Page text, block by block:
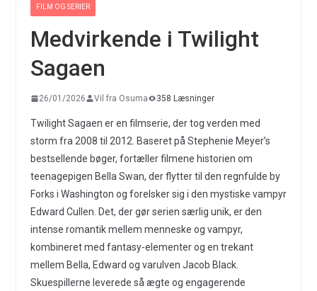
FILM OG SERIER
Medvirkende i Twilight
Sagaen
26/01/2026 Vil fra Osuma 358 Læsninger
Twilight Sagaen er en filmserie, der tog verden med
storm fra 2008 til 2012. Baseret på Stephenie Meyer’s
bestsellende bøger, fortæller filmene historien om
teenagepigen Bella Swan, der flytter til den regnfulde by
Forks i Washington og forelsker sig i den mystiske vampyr
Edward Cullen. Det, der gør serien særlig unik, er den
intense romantik mellem menneske og vampyr,
kombineret med fantasy-elementer og en trekant
mellem Bella, Edward og varulven Jacob Black.
Skuespillerne leverede så ægte og engagerende